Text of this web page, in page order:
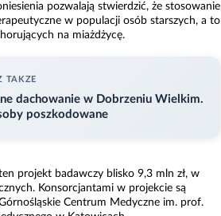
pozwalają stwierdzić, że stosowanie
w populacji osób starszych, a to
na miażdżycę.
TAKZE
dachowanie w Dobrzeniu Wielkim.
poszkodowane
projekt badawczy blisko 9,3 mln zł, w
Konsorcjantami w projekcie są
Centrum Medyczne im. prof.